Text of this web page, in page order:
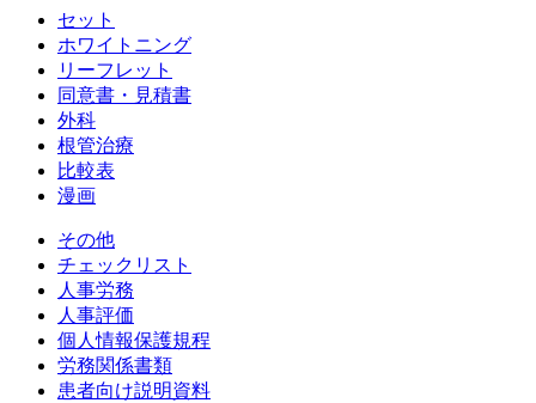
セット
ホワイトニング
リーフレット
同意書・見積書
外科
根管治療
比較表
漫画
その他
チェックリスト
人事労務
人事評価
個人情報保護規程
労務関係書類
患者向け説明資料